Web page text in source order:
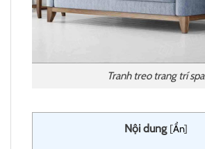
Tranh treo trang trí spa
Nội dung [Ẩn]